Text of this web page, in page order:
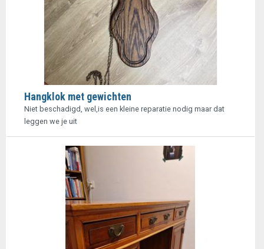
Hangklok met gewichten
Niet beschadigd, wel,is een kleine reparatie nodig maar dat
leggen we je uit